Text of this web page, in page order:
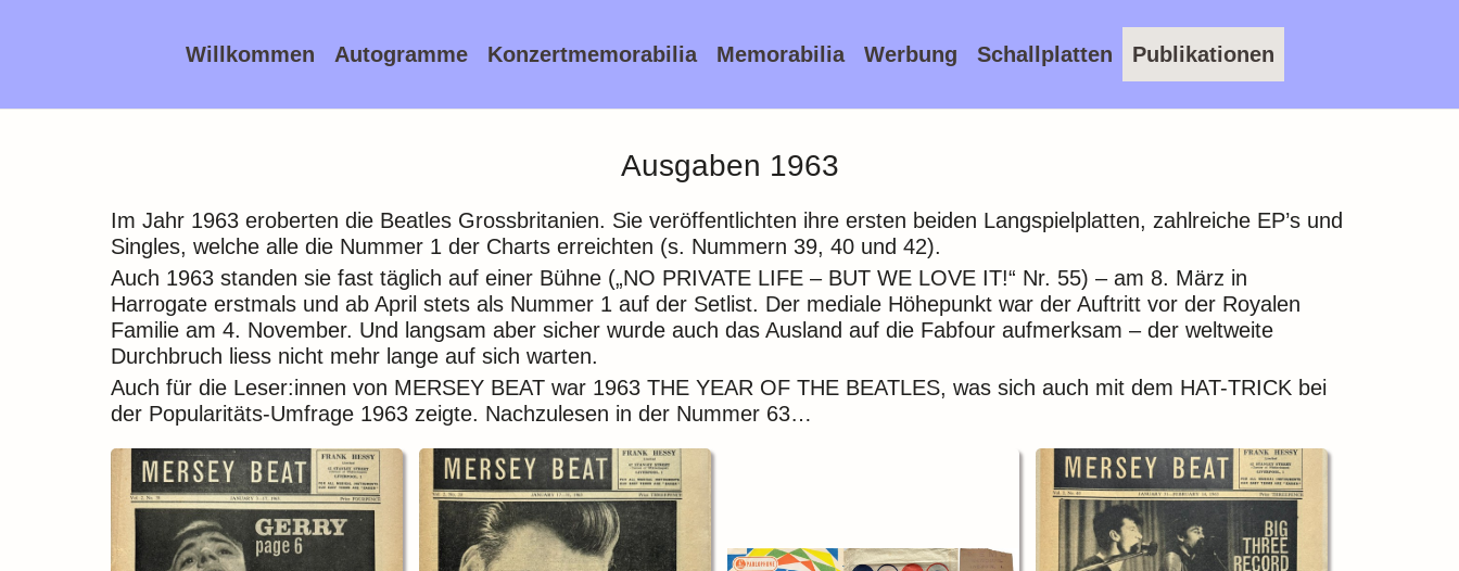
Willkommen Autogramme Konzertmemorabilia Memorabilia Werbung Schallplatten Publikationen
Ausgaben 1963
Im Jahr 1963 eroberten die Beatles Grossbritanien. Sie veröffentlichten ihre ersten beiden Langspielplatten, zahlreiche EP’s und
Singles, welche alle die Nummer 1 der Charts erreichten (s. Nummern 39, 40 und 42).
Auch 1963 standen sie fast täglich auf einer Bühne („NO PRIVATE LIFE – BUT WE LOVE IT!“ Nr. 55) – am 8. März in
Harrogate erstmals und ab April stets als Nummer 1 auf der Setlist. Der mediale Höhepunkt war der Auftritt vor der Royalen
Familie am 4. November. Und langsam aber sicher wurde auch das Ausland auf die Fabfour aufmerksam – der weltweite
Durchbruch liess nicht mehr lange auf sich warten.
Auch für die Leser:innen von MERSEY BEAT war 1963 THE YEAR OF THE BEATLES, was sich auch mit dem HAT-TRICK bei
der Popularitäts-Umfrage 1963 zeigte. Nachzulesen in der Nummer 63…